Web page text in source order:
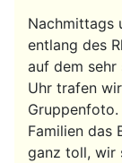
Nachmittags
entlang des
auf dem sehr
Uhr trafen
Familien das
ganz toll, wir